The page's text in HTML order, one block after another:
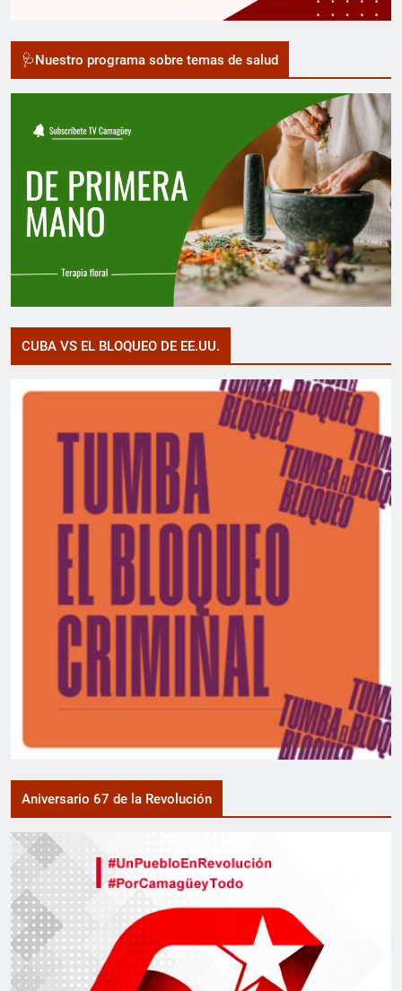
🩺Nuestro programa sobre temas de salud
CUBA VS EL BLOQUEO DE EE.UU.
Aniversario 67 de la Revolución